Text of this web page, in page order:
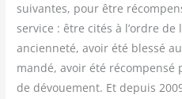
sui­vantes, pour être
ser­vice : être cités à l’ordre
ancien­ne­té, avoir été bles­sé
man­dé, avoir été récom­pen­sé
de dévoue­ment. Et depuis